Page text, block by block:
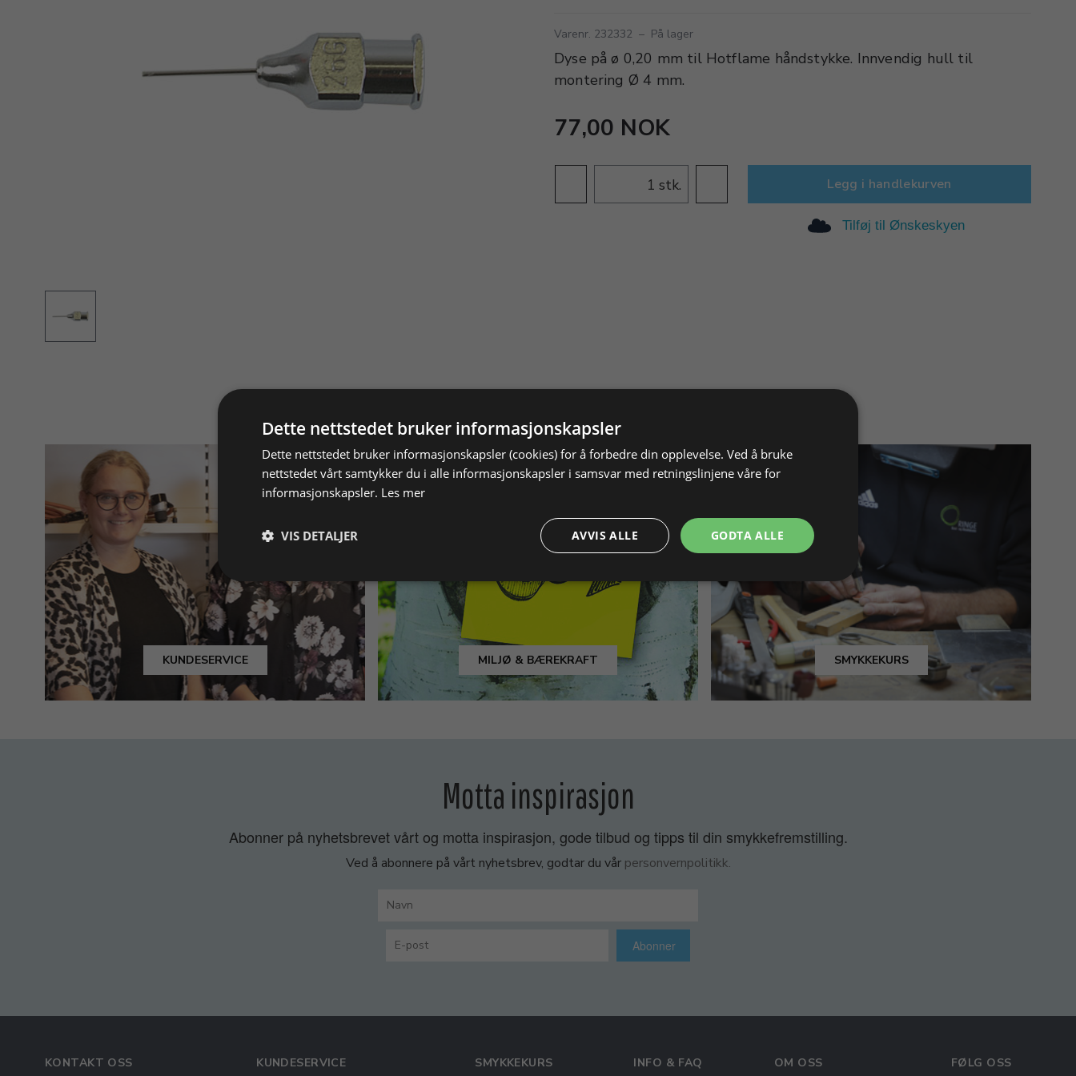
Varenr. 232332 – På lager
Dyse på ø 0,20 mm til Hotflame håndstykke. Innvendig hull til
montering Ø 4 mm.
77,00 NOK
stk. Legg i handlekurven
Tilføj til Ønskeskyen
KUNDESERVICE MILJØ & BÆREKRAFT SMYKKEKURS
Motta inspirasjon
Abonner på nyhetsbrevet vårt og motta inspirasjon, gode tilbud og tipps til din smykkefremstilling.
Ved å abonnere på vårt nyhetsbrev, godtar du vår personvernpolitikk.
Abonner
KONTAKT OSS KUNDESERVICE SMYKKEKURS INFO & FAQ OM OSS FØLG OSS
Dette nettstedet bruker informasjonskapsler
Dette nettstedet bruker informasjonskapsler (cookies) for å forbedre din opplevelse. Ved å bruke
nettstedet vårt samtykker du i alle informasjonskapsler i samsvar med retningslinjene våre for
informasjonskapsler. Les mer
GODTA ALLE
AVVIS ALLE
VIS DETALJER